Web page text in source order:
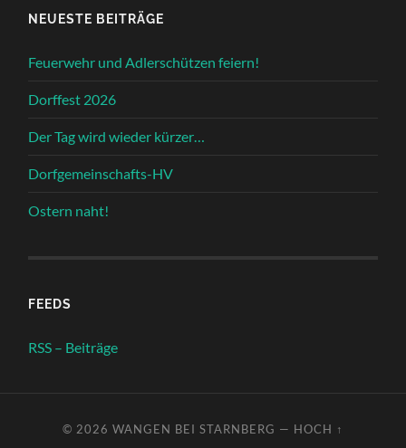
NEUESTE BEITRÄGE
Feuerwehr und Adlerschützen feiern!
Dorffest 2026
Der Tag wird wieder kürzer…
Dorfgemeinschafts-HV
Ostern naht!
FEEDS
RSS – Beiträge
© 2026 WANGEN BEI STARNBERG — HOCH ↑